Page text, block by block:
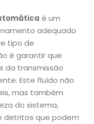
é um
adequado
tipo de
é garantir que
da transmissão
Este fluído não
mas também
do sistema,
detritos que podem